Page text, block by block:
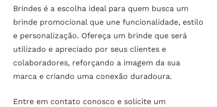
Brindes é a escolha ideal para quem busca um
brinde promocional que une funcionalidade, estilo
e personalização. Ofereça um brinde que será
utilizado e apreciado por seus clientes e
colaboradores, reforçando a imagem da sua
marca e criando uma conexão duradoura.
Entre em contato conosco e solicite um